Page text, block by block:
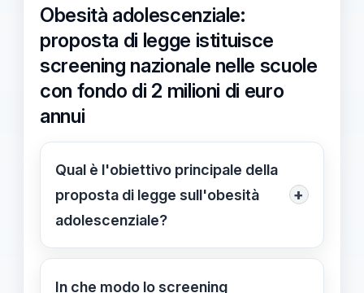
Obesità adolescenziale:
proposta di legge istituisce
screening nazionale nelle scuole
con fondo di 2 milioni di euro
annui
Qual è l'obiettivo principale della
proposta di legge sull'obesità
adolescenziale?
+
L'obiettivo è introdurre uno screening
nazionale nelle scuole italiane per
In che modo lo screening